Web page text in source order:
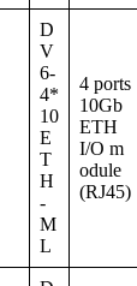
D
V
6-
4*
10
E
T
H
-
M
L
4 ports
10Gb
ETH
I/O m
odule
(RJ45)